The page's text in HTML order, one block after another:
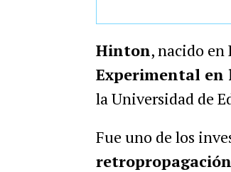
Hinton, nacido en
Experimental en
la Universidad de
Fue uno de los
retropropagación